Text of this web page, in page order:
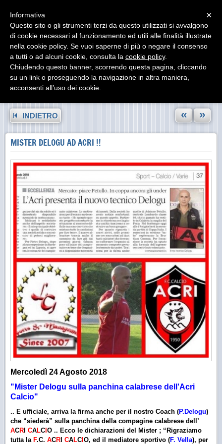
INDIETRO « »
MISTER DELOGU AD ACRI !!
Mercoledì 24 Agosto 2018
"Mister Delogu sulla panchina calabrese dell'Acri
Calcio"
.. E ufficiale, arriva la firma anche per il nostro Coach (P.Delogu)
che “siederà” sulla panchina della compagine calabrese dell’
ACR CALC O .. Ecco le dichiarazioni del Mister ; “Rigraziamo
tutta la F.C. ACR CALC O, ed il mediatore sportivo (F. Vella), per
×
Informativa
Questo sito o gli strumenti terzi da questo utilizzati si avvalgono
di cookie necessari al funzionamento ed utili alle finalità illustrate
nella cookie policy. Se vuoi saperne di più o negare il consenso
a tutti o ad alcuni cookie, consulta la cookie policy.
Chiudendo questo banner, scorrendo questa pagina, cliccando
su un link o proseguendo la navigazione in altra maniera,
acconsenti all’uso dei cookie.